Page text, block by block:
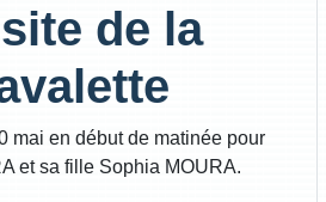
de la
mai en début de matinée pour
et sa fille Sophia MOURA.